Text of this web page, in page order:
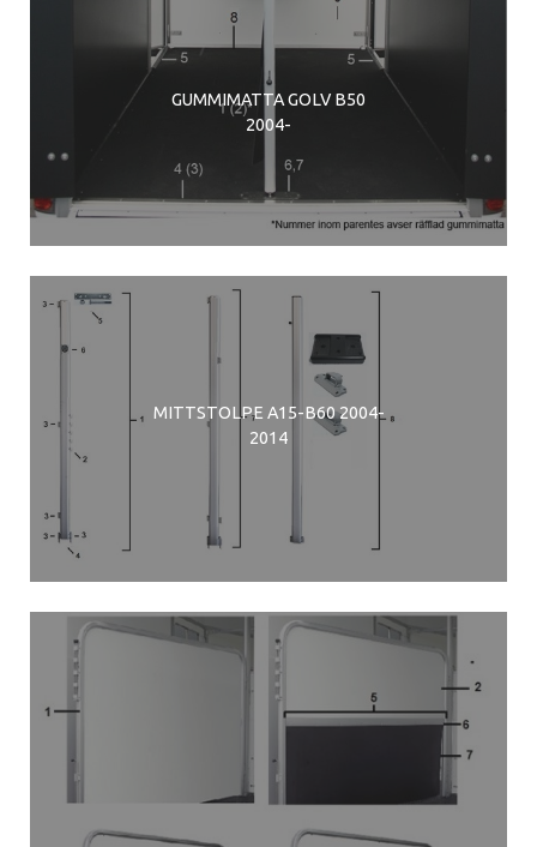
GUMMIMATTA GOLV B50
2004-
MITTSTOLPE A15-B60 2004-
2014